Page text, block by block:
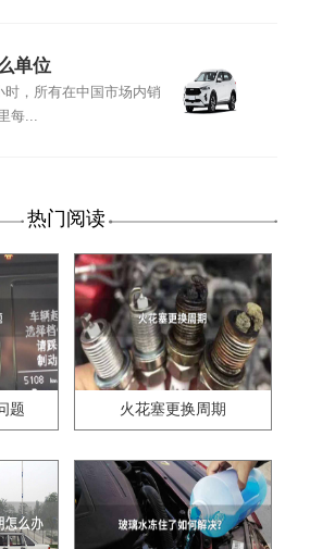
单位
时，所有在中国市场内销
每...
热门阅读
题 火花塞更换周期